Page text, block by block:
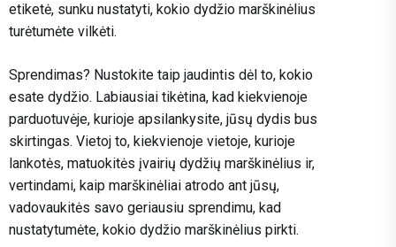
etiketė, sunku nustatyti, kokio dydžio marškinėlius
turėtumėte vilkėti.
Sprendimas? Nustokite taip jaudintis dėl to, kokio
esate dydžio. Labiausiai tikėtina, kad kiekvienoje
parduotuvėje, kurioje apsilankysite, jūsų dydis bus
skirtingas. Vietoj to, kiekvienoje vietoje, kurioje
lankotės, matuokitės įvairių dydžių marškinėlius ir,
vertindami, kaip marškinėliai atrodo ant jūsų,
vadovaukitės savo geriausiu sprendimu, kad
nustatytumėte, kokio dydžio marškinėlius pirkti.